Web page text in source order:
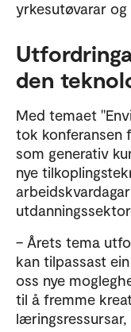
yrkesutøvarar
den
Med temaet
tok konferansen
som generativ
nye
– Årets tema
kan tilpassast
oss nye
til å fremme